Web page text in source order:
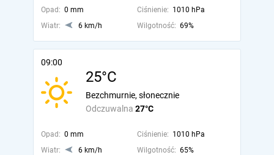
Opad: 0 mm Ciśnienie: 1010 hPa
Wiatr:
6 km/h Wilgotność: 69%
09:00
25°C
Odczuwalna 27°C
Bezchmurnie, słonecznie
Opad: 0 mm Ciśnienie: 1010 hPa
Wiatr:
6 km/h Wilgotność: 65%